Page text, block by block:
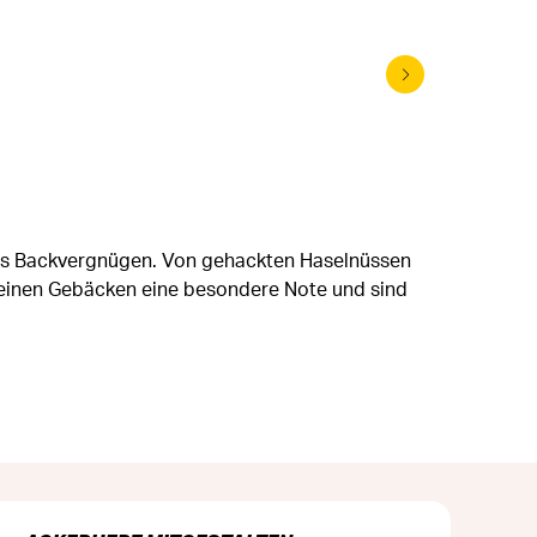
Von gehackten Haselnüssen
Gebäcken eine besondere Note und sind